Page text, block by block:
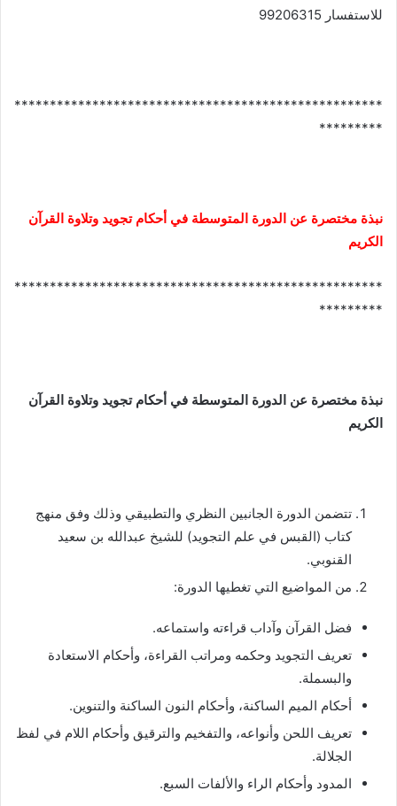
للاستفسار 99206315
****************************************************
*********
نبذة مختصرة عن الدورة المتوسطة في أحكام تجويد وتلاوة القرآن
الكريم
****************************************************
*********
نبذة مختصرة عن الدورة المتوسطة في أحكام تجويد وتلاوة القرآن
الكريم
تتضمن الدورة الجانبين النظري والتطبيقي وذلك وفق منهج
كتاب (القبس في علم التجويد) للشيخ عبدالله بن سعيد
القنوبي.
من المواضيع التي تغطيها الدورة:
فضل القرآن وآداب قراءته واستماعه.
تعريف التجويد وحكمه ومراتب القراءة، وأحكام الاستعادة
والبسملة.
أحكام الميم الساكنة، وأحكام النون الساكنة والتنوين.
تعريف اللحن وأنواعه، والتفخيم والترقيق وأحكام اللام في لفظ
الجلالة.
المدود وأحكام الراء والألفات السبع.